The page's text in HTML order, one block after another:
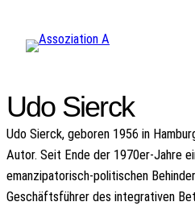
Inhalt
springen
Udo Sierck
Udo Sierck, geboren 1956 in
Autor. Seit Ende der 1970er-Jahre
emanzipatorisch-politischen
Geschäftsführer des integrativen